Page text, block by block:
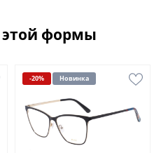
формы
-20% Новинка